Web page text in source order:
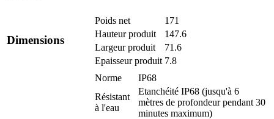
Dimensions
Poids net
171
Hauteur produit
147.6
Largeur produit
71.6
Epaisseur produit 7.8
Norme
IP68
Résistant
à l'eau
Etanchéité IP68 (jusqu'à 6
mètres de profondeur pendant 30
minutes maximum)